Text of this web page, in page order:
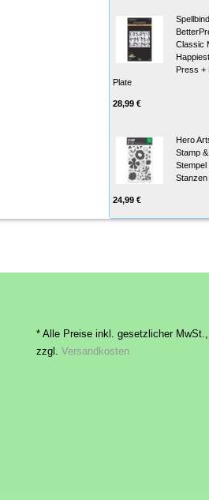
Classic
Press +
Plate
28,99 €
Hero
Stamp
Stempel
Stanzen
24,99 €
* Alle Preise inkl. gesetzlicher MwSt.,
zzgl.
Versandkosten